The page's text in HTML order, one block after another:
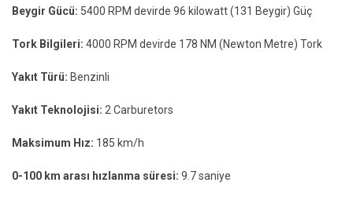
Beygir Gücü: 5400 RPM devirde 96 kilowatt (131 Beygir) Güç
Tork Bilgileri: 4000 RPM devirde 178 NM (Newton Metre) Tork
Yakıt Türü: Benzinli
Yakıt Teknolojisi: 2 Carburetors
Maksimum Hız: 185 km/h
0-100 km arası hızlanma süresi: 9.7 saniye